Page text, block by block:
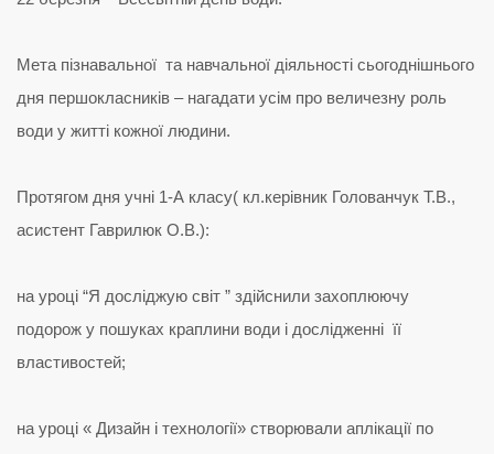
Мета пізнавальної та навчальної діяльності сьогоднішнього
дня першокласників – нагадати усім про величезну роль
води у житті кожної людини.
Протягом дня учні 1-А класу( кл.керівник Голованчук Т.В.,
асистент Гаврилюк О.В.):
на уроці “Я досліджую світ ” здійснили захоплюючу
подорож у пошуках краплини води і дослідженні її
властивостей;
на уроці « Дизайн і технології» створювали аплікації по